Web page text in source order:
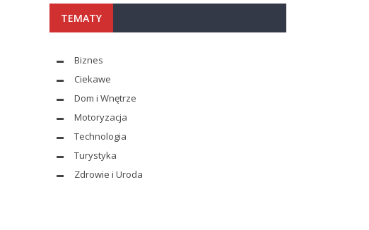
TEMATY
Biznes
Ciekawe
Dom i Wnętrze
Motoryzacja
Technologia
Turystyka
Zdrowie i Uroda